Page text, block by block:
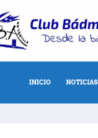
INICIO NOTICIAS